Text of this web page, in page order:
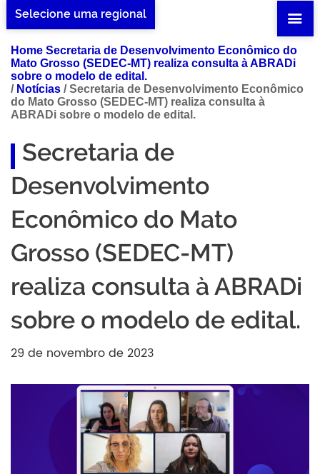
Selecione uma regional
Home Secretaria de Desenvolvimento Econômico do
Mato Grosso (SEDEC-MT) realiza consulta à ABRADi
sobre o modelo de edital.
/ Notícias /Secretaria de Desenvolvimento Econômico
do Mato Grosso (SEDEC-MT) realiza consulta à
ABRADi sobre o modelo de edital.
Secretaria de
Desenvolvimento
Econômico do Mato
Grosso (SEDEC-MT)
realiza consulta à ABRADi
sobre o modelo de edital.
29 de novembro de 2023